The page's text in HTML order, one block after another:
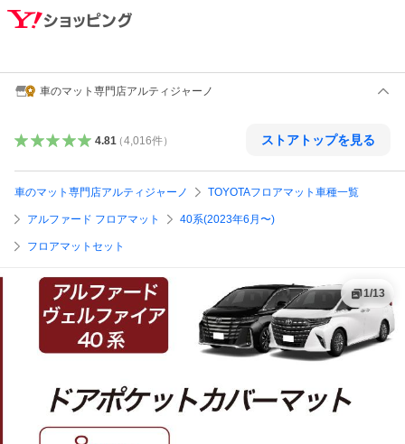
車のマット専門店アルティジャーノ
4.81（4,016件） ストアトップを見る
車のマット専門店アルティジャーノ TOYOTAフロアマット車種一覧
アルファード フロアマット 40系(2023年6月〜)
フロアマットセット
1/13